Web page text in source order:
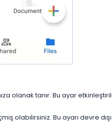
olanak tanır. Bu ayar
olabilirsiniz. Bu ayarı devre